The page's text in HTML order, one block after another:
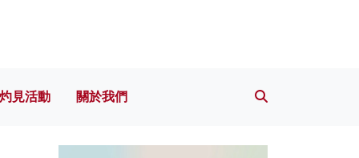
灼見活動 關於我們